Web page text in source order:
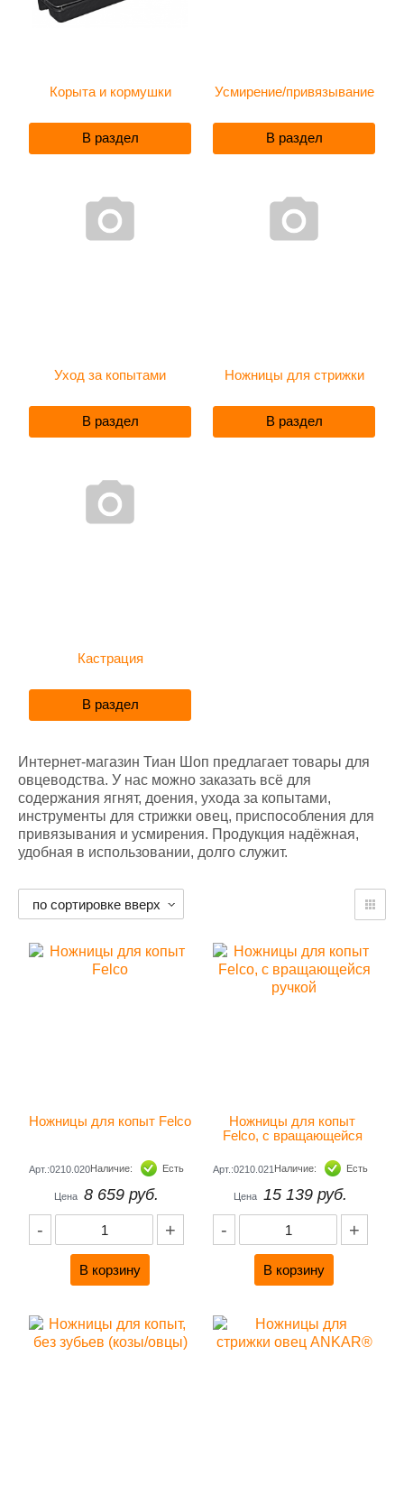
Корыта и кормушки
В раздел
Усмирение/привязывание
В раздел
Уход за копытами
В раздел
Ножницы для стрижки
В раздел
Кастрация
В раздел
Интернет-магазин Тиан Шоп предлагает товары для
овцеводства. У нас можно заказать всё для
содержания ягнят, доения, ухода за копытами,
инструменты для стрижки овец, приспособления для
привязывания и усмирения. Продукция надёжная,
удобная в использовании, долго служит.
по сортировке вверх
Ножницы для копыт Felco
Арт.:0210.020Наличие: Есть
Цена 8 659 руб.
- +
Ножницы для копыт
Felco, с вращающейся
Арт.:0210.021 Наличие: Есть
Цена 15 139 руб.
- +